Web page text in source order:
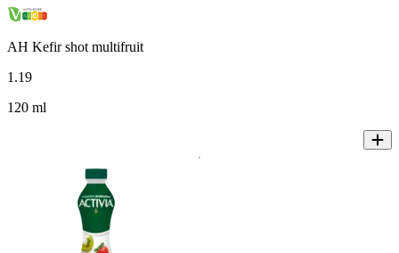
AH Kefir shot multifruit
1 .19
120 ml